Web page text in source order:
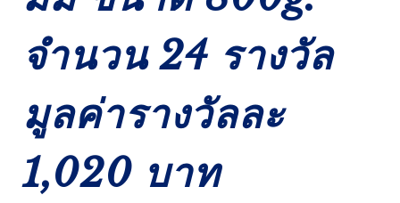
จำนวน 24 รางวัล
มูลค่ารางวัลละ
1,020 บาท